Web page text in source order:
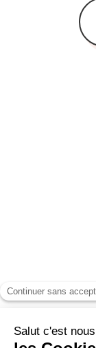
évènement
Rendez-